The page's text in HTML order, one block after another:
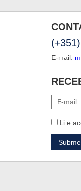
E-mail:
Li e